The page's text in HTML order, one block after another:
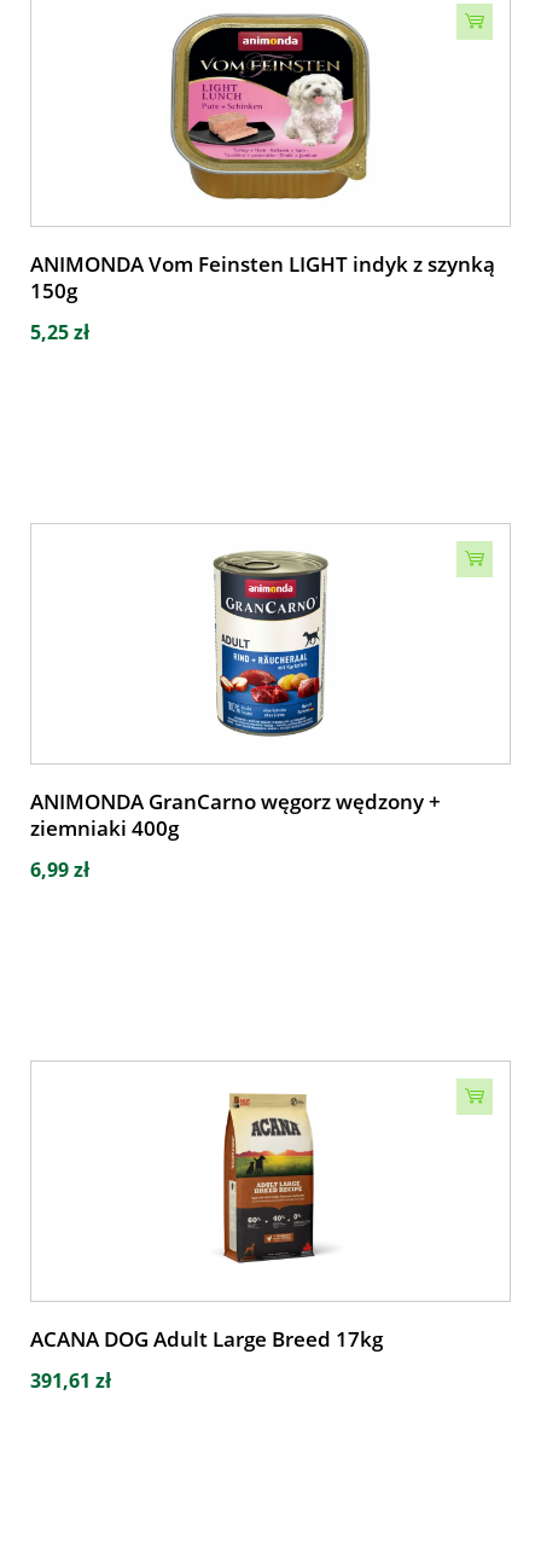
ANIMONDA Vom Feinsten LIGHT indyk z szynką
150g
5,25 zł
ANIMONDA GranCarno węgorz wędzony +
ziemniaki 400g
6,99 zł
ACANA DOG Adult Large Breed 17kg
391,61 zł